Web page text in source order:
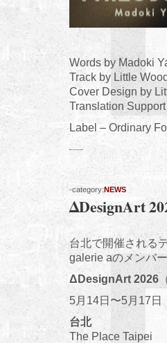
Words by Madoki
Track by Little
Cover Design by
Translation
Label – Ordinary
-category:NEWS
ΔDesignArt
台北で開催される
galerie aのメンバ
ΔDesignArt 2026
5月14日〜5月17日
台北
The Place Taipei